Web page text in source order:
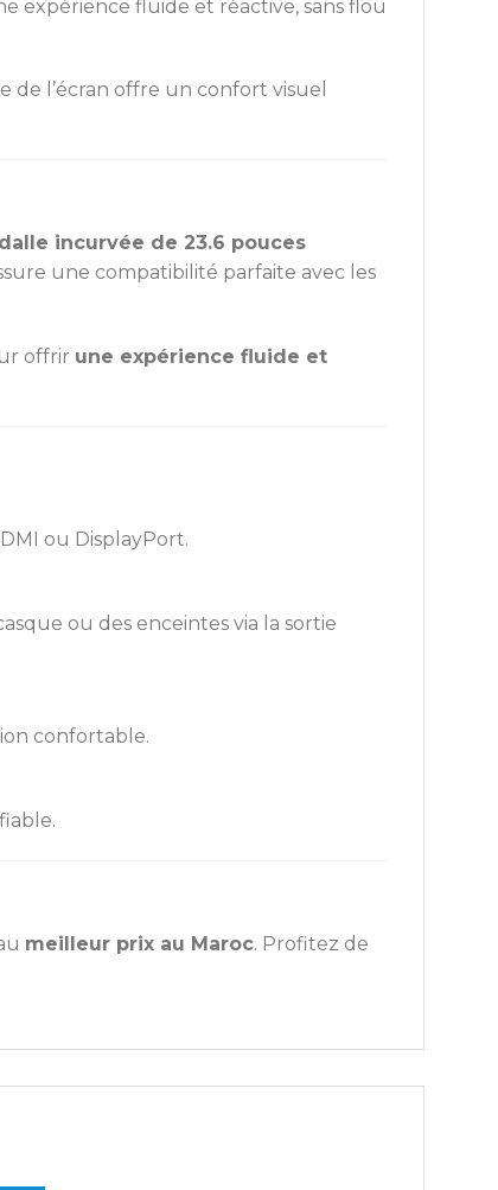
expérience fluide et réactive, sans flou
l’écran offre un confort visuel
dalle incurvée de 23.6 pouces
une compatibilité parfaite avec les
offrir une expérience fluide et
ou DisplayPort.
ou des enceintes via la sortie
confortable.
meilleur prix au Maroc. Profitez de